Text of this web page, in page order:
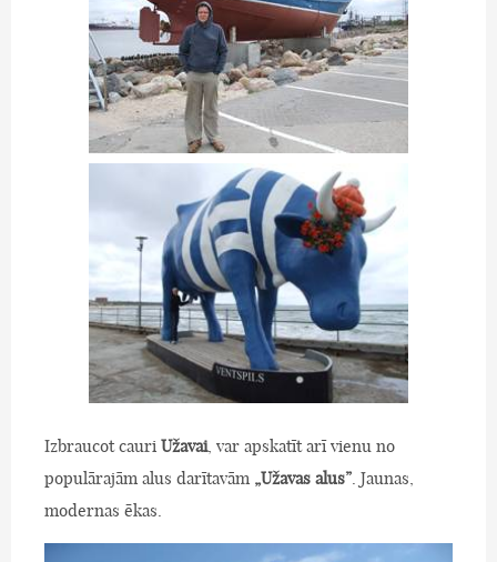
Izbraucot cauri Užavai, var apskatīt arī vienu no
populārajām alus darītavām „Užavas alus” . Jaunas,
modernas ēkas.